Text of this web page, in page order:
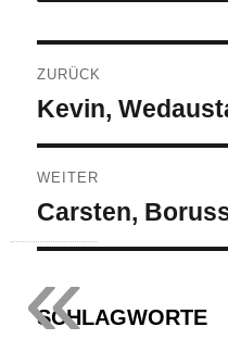
ZURÜCK
Vorheriger
Beitrag:
Kevin,
WEITER
Nächster
Beitrag:
Carsten,
SCHLAGWORTE
«